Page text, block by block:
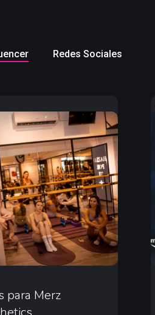
Redes Sociales
para
Merz
para Merz